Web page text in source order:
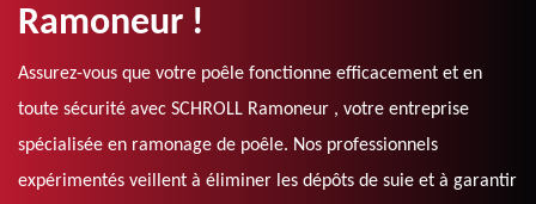
Ramoneur !
Assurez-vous que votre poêle fonctionne efficacement et en
toute sécurité avec SCHROLL Ramoneur , votre entreprise
spécialisée en ramonage de poêle. Nos professionnels
expérimentés veillent à éliminer les dépôts de suie et à garantir